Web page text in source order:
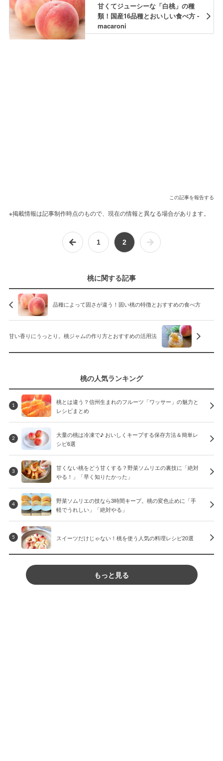
甘くてジューシーな「白桃」の種
類！国産16品種とおいしい食べ方 -
macaroni
この記事を報告する
※掲載情報は記事制作時点のもので、現在の情報と異なる場合があります。
1 2
桃に関する記事
品種によって固さが違う！固い桃の特徴とおすすめの食べ方
甘い香りにうっとり。桃ジャムの作り方とおすすめの活用法
桃の人気ランキング
1
桃とは違う？信州生まれのフルーツ「ワッサー」の魅力と
レシピまとめ
2
大量の桃は冷凍で♪ おいしくキープする保存方法＆簡単レ
シピ6選
3
甘くない桃をどう甘くする？野菜ソムリエの裏技に「絶対
やる！」「早く知りたかった」
4
野菜ソムリエの技なら3時間キープ。桃の変色止めに「手
軽でうれしい」「絶対やる」
5 スイーツだけじゃない！桃を使う人気の料理レシピ20選
もっと見る